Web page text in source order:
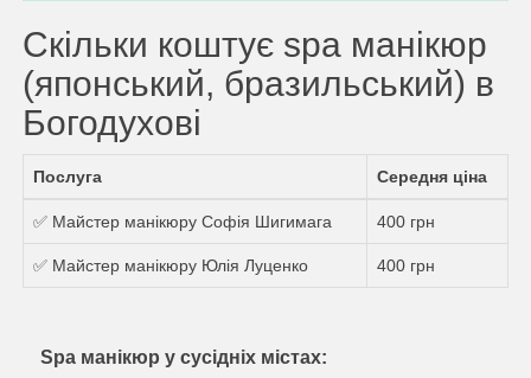
Скільки коштує spa манікюр
(японський, бразильський) в
Богодухові
Послуга Середня ціна
✅ Майстер манікюру Софія Шигимага 400 грн
✅ Майстер манікюру Юлія Луценко 400 грн
Spa манікюр у сусідніх містах: